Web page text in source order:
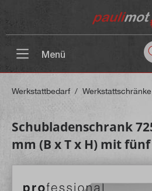
Menü
Werkstattbedarf / Werkstattschränke
Schubladenschrank
mm (B x T x H) mit